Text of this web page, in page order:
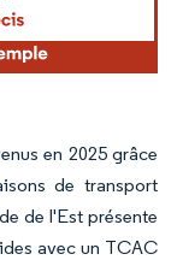
en 2025 grâce
de transport
de l'Est présente
avec un TCAC